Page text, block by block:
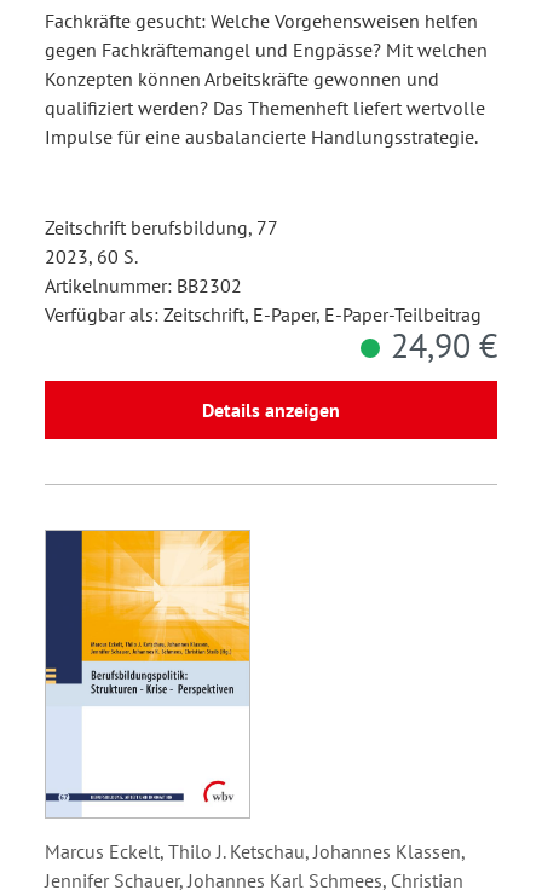
Fachkräfte gesucht: Welche Vorgehensweisen helfen
gegen Fachkräftemangel und Engpässe? Mit welchen
Konzepten können Arbeitskräfte gewonnen und
qualifiziert werden? Das Themenheft liefert wertvolle
Impulse für eine ausbalancierte Handlungsstrategie.
Zeitschrift berufsbildung, 77
2023, 60 S.
Artikelnummer: BB2302
Verfügbar als: Zeitschrift, E-Paper, E-Paper-Teilbeitrag
24,90 €
Details anzeigen
Marcus Eckelt, Thilo J. Ketschau, Johannes Klassen,
Jennifer Schauer, Johannes Karl Schmees, Christian